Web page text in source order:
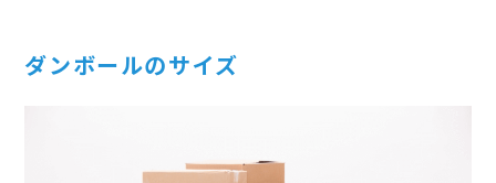
ダンボールのサイズ